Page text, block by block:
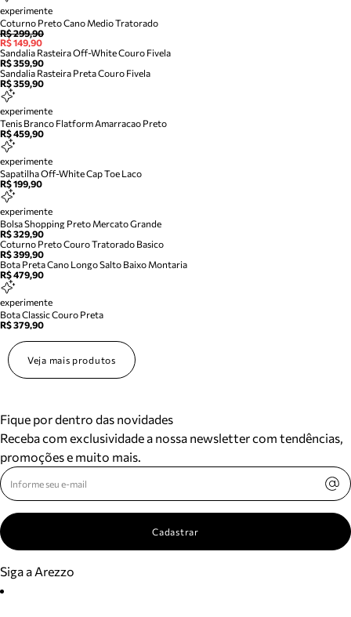
experimente
Coturno Preto Cano Medio Tratorado
R$ 299,90
R$ 149,90
Sandalia Rasteira Off-White Couro Fivela
R$ 359,90
Sandalia Rasteira Preta Couro Fivela
R$ 359,90
experimente
Tenis Branco Flatform Amarracao Preto
R$ 459,90
experimente
Sapatilha Off-White Cap Toe Laco
R$ 199,90
experimente
Bolsa Shopping Preto Mercato Grande
R$ 329,90
Coturno Preto Couro Tratorado Basico
R$ 399,90
Bota Preta Cano Longo Salto Baixo Montaria
R$ 479,90
experimente
Bota Classic Couro Preta
R$ 379,90
Veja mais produtos
Fique por dentro das novidades
Receba com exclusividade a nossa newsletter com tendências,
promoções e muito mais.
Cadastrar
Siga a Arezzo